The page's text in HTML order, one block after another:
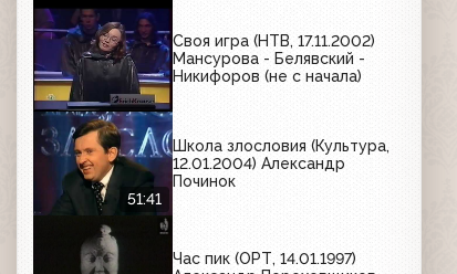
Своя игра (НТВ, 17.11.2002)
Мансурова - Белявский -
Никифоров (не с начала)
51:41
Школа злословия (Культура,
12.01.2004) Александр
Починок
Час пик (ОРТ, 14.01.1997)